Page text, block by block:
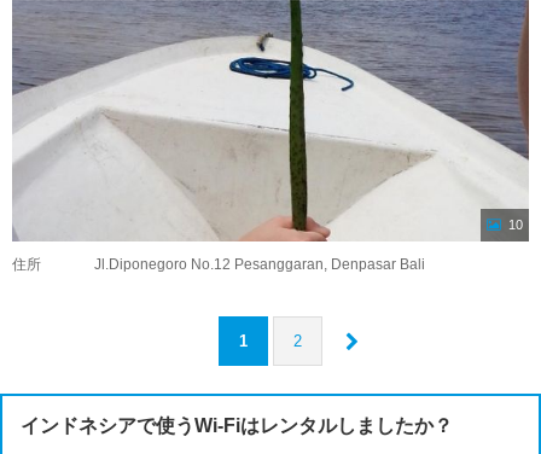
10
住所 Jl.Diponegoro No.12 Pesanggaran, Denpasar Bali
1 2
インドネシアで使うWi-Fiはレンタルしましたか？